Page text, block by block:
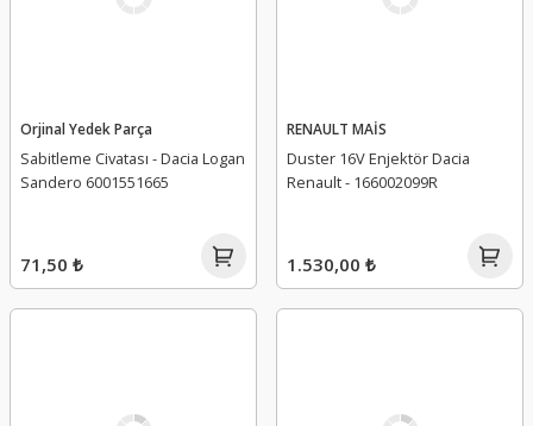
Orjinal Yedek Parça
Sabitleme Civatası - Dacia Logan
Sandero 6001551665
71,50 ₺
RENAULT MAİS
Duster 16V Enjektör Dacia
Renault - 166002099R
1.530,00 ₺